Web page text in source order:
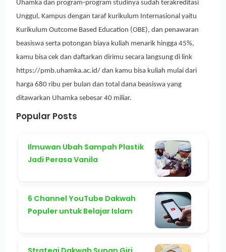
Uhamka dan program-program studinya sudah terakreditasi
Unggul, Kampus dengan taraf kurikulum Internasional yaitu
Kurikulum Outcome Based Education (OBE), dan penawaran
beasiswa serta potongan biaya kuliah menarik hingga 45%,
kamu bisa cek dan daftarkan dirimu secara langsung di link
https://pmb.uhamka.ac.id/ dan kamu bisa kuliah mulai dari
harga 680 ribu per bulan dan total dana beasiswa yang
ditawarkan Uhamka sebesar 40 miliar.
Popular Posts
Ilmuwan Ubah Sampah Plastik
Jadi Perasa Vanila
6 Channel YouTube Dakwah
Populer untuk Belajar Islam